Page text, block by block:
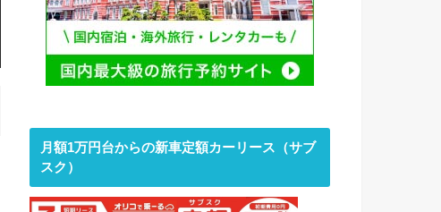
月額1万円台からの新車定額カーリース（サブ
スク）